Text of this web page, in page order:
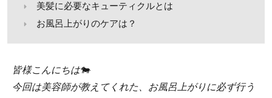
美髪に必要なキューティクルとは
お風呂上がりのケアは？
皆様こんにちは🐄
今回は美容師が教えてくれた、お風呂上がりに必ず行う